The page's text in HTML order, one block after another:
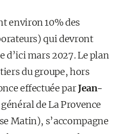
environ 10% des
qui devront
d’ici mars 2027. Le plan
du groupe, hors
effectuée parJean-
de La Provence
Matin), s’accompagne